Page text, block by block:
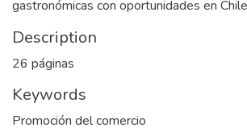
gastronómicas con oportunidades en
Description
26 páginas
Keywords
Promoción del comercio